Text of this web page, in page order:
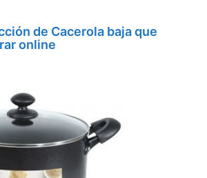
de Cacerola baja que
online